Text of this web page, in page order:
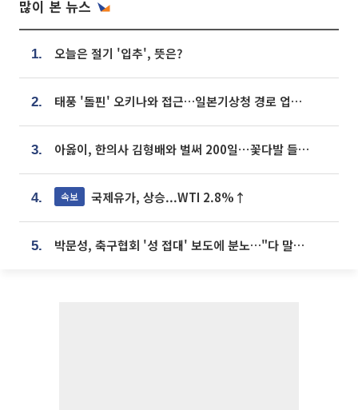
많이 본 뉴스
1. 오늘은 절기 '입추', 뜻은?
2. 태풍 '돌핀' 오키나와 접근…일본기상청 경로 업데이트
3. 아옳이, 한의사 김형배와 벌써 200일⋯꽃다발 들고 "프러포즈 아냐"
4. 속보 국제유가, 상승...WTI 2.8%↑
5. 박문성, 축구협회 '성 접대' 보도에 분노…"다 말아먹으려고 작정했나"